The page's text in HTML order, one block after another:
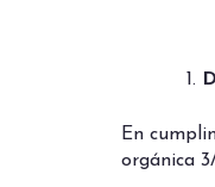
En
orgánica